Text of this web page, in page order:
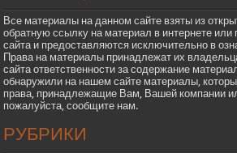
Все материалы на данном сайте взяты из
обратную ссылку на материал в интернете
сайта и предоставляются исключительно в
Права на материалы принадлежат их
сайта ответственности за содержание
обнаружили на нашем сайте материалы,
права, принадлежащие Вам, Вашей компании
пожалуйста, сообщите нам.
РУБРИКИ